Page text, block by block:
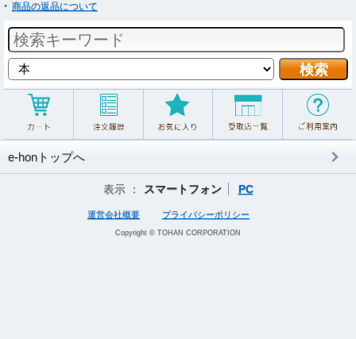
商品の返品について
e-honトップへ
表示 ： スマートフォン PC
運営会社概要 プライバシーポリシー
Copyright © TOHAN CORPORATION